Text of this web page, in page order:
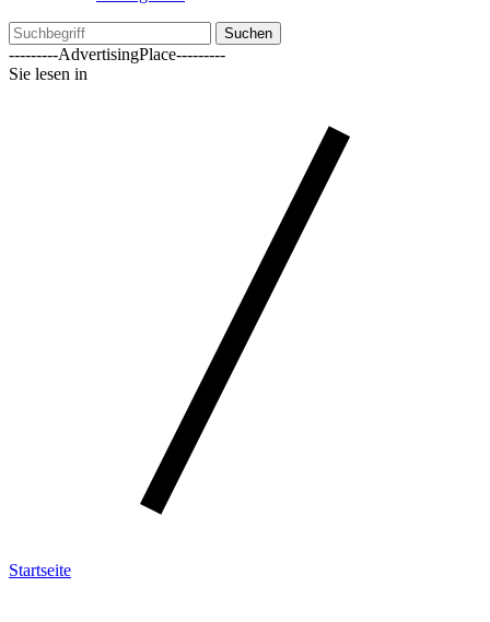
Suchen
---------AdvertisingPlace---------
Sie lesen in
Startseite